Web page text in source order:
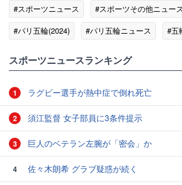
#スポーツニュース
#スポーツその他ニュー
#パリ五輪(2024)
#パリ五輪ニュース
#五
スポーツニュースランキング
1 ラグビー選手が熱中症で倒れ死亡
2 須江監督 女子部員に3条件提示
3 巨人のベテラン左腕が「密会」か
4 佐々木朗希 グラブ疑惑が続く